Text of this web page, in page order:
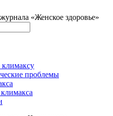
«Женское здоровье»
климаксу
проблемы